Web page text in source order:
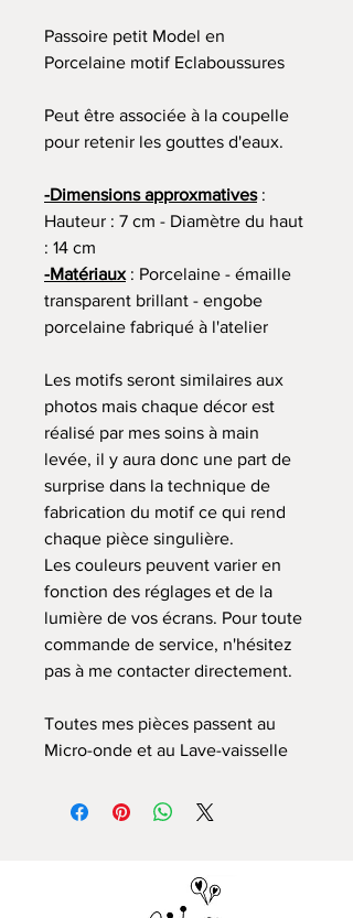
Passoire petit Model en
Porcelaine motif Eclaboussures
Peut être associée à la coupelle
pour retenir les gouttes d'eaux.
-Dimensions approxmatives:
Hauteur : 7 cm - Diamètre du haut
: 14 cm
-Matériaux: Porcelaine - émaille
transparent brillant - engobe
porcelaine fabriqué à l'atelier
Les motifs seront similaires aux
photos mais chaque décor est
réalisé par mes soins à main
levée, il y aura donc une part de
surprise dans la technique de
fabrication du motif ce qui rend
chaque pièce singulière.
Les couleurs peuvent varier en
fonction des réglages et de la
lumière de vos écrans. Pour toute
commande de service, n'hésitez
pas à me contacter directement.
Toutes mes pièces passent au
Micro-onde et au Lave-vaisselle